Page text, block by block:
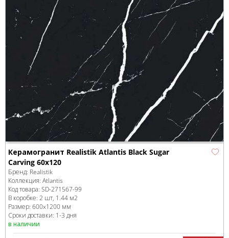
Керамогранит Realistik Atlantis Black Sugar
Carving 60x120
Бренд: Realistik
Коллекция: Atlantis
Код товара: SD-271567-99
В коробке: 2 шт, 1.44 м2
Размер: 600x1200 мм
Сроки доставки: 1-3 дня
в наличии